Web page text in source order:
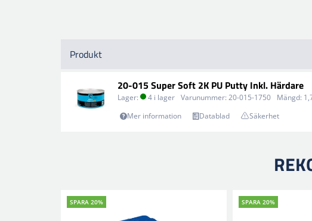
Produkt
20-015 Super Soft 2K PU Putty Inkl. Härdare
Lager: 4 i lager Varunummer: 20-015-1750 Mängd:
Mer information
Datablad Säkerhet
SPARA 20% SPARA 20%